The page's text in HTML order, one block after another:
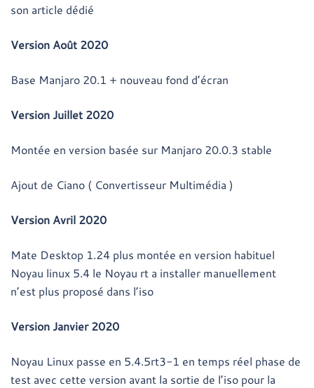
son article dédié
Version Août 2020
Base Manjaro 20.1 + nouveau fond d’écran
Version Juillet 2020
Montée en version basée sur Manjaro 20.0.3 stable
Ajout de Ciano ( Convertisseur Multimédia )
Version Avril 2020
Mate Desktop 1.24 plus montée en version habituel
Noyau linux 5.4 le Noyau rt a installer manuellement
n’est plus proposé dans l’iso
Version Janvier 2020
Noyau Linux passe en 5.4.5rt3-1 en temps réel phase de
test avec cette version avant la sortie de l’iso pour la